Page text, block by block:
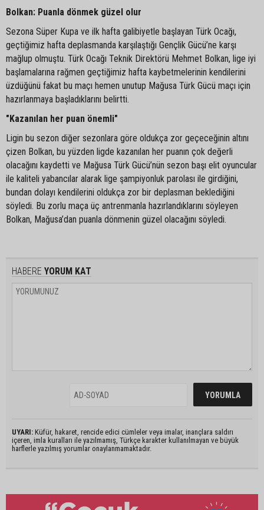
Bolkan: Puanla dönmek güzel olur
Sezona Süper Kupa ve ilk hafta galibiyetle başlayan Türk Ocağı,
geçtiğimiz hafta deplasmanda karşılaştığı Gençlik Gücü’ne karşı
mağlup olmuştu. Türk Ocağı Teknik Direktörü Mehmet Bolkan, lige iyi
başlamalarına rağmen geçtiğimiz hafta kaybetmelerinin kendilerini
üzdüğünü fakat bu maçı hemen unutup Mağusa Türk Gücü maçı için
hazırlanmaya başladıklarını belirtti.
"Kazanılan her puan önemli"
Ligin bu sezon diğer sezonlara göre oldukça zor geçeceğinin altını
çizen Bolkan, bu yüzden ligde kazanılan her puanın çok değerli
olacağını kaydetti ve Mağusa Türk Gücü’nün sezon başı elit oyuncular
ile kaliteli yabancılar alarak lige şampiyonluk parolası ile girdiğini,
bundan dolayı kendilerini oldukça zor bir deplasman beklediğini
söyledi. Bu zorlu maça üç antrenmanla hazırlandıklarını söyleyen
Bolkan, Mağusa’dan puanla dönmenin güzel olacağını söyledi.
HABERE YORUM KAT
UYARI: Küfür, hakaret, rencide edici cümleler veya imalar, inançlara saldırı
içeren, imla kuralları ile yazılmamış, Türkçe karakter kullanılmayan ve büyük
harflerle yazılmış yorumlar onaylanmamaktadır.